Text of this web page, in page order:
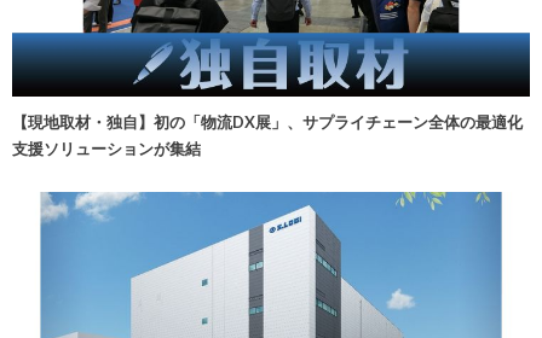
【現地取材・独自】初の「物流DX展」、サプライチェーン全体の最適化
支援ソリューションが集結